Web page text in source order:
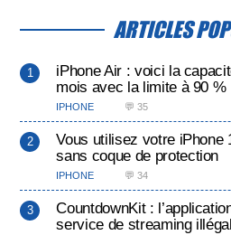
ARTICLES
iPhone Air : voici la
mois avec la limite à 90 %
IPHONE 💬 35
Vous utilisez votre iPhone
sans coque de protection
IPHONE 💬 34
CountdownKit :
service de streaming illégal